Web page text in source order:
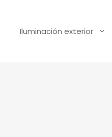
Iluminación exterior